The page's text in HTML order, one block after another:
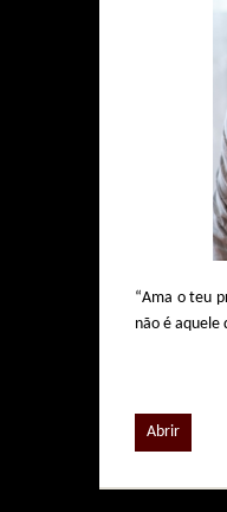
“Ama o teu
não é aquele
Abrir